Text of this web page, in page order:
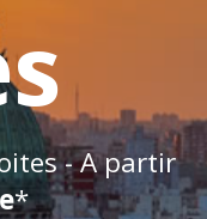
- A partir
*